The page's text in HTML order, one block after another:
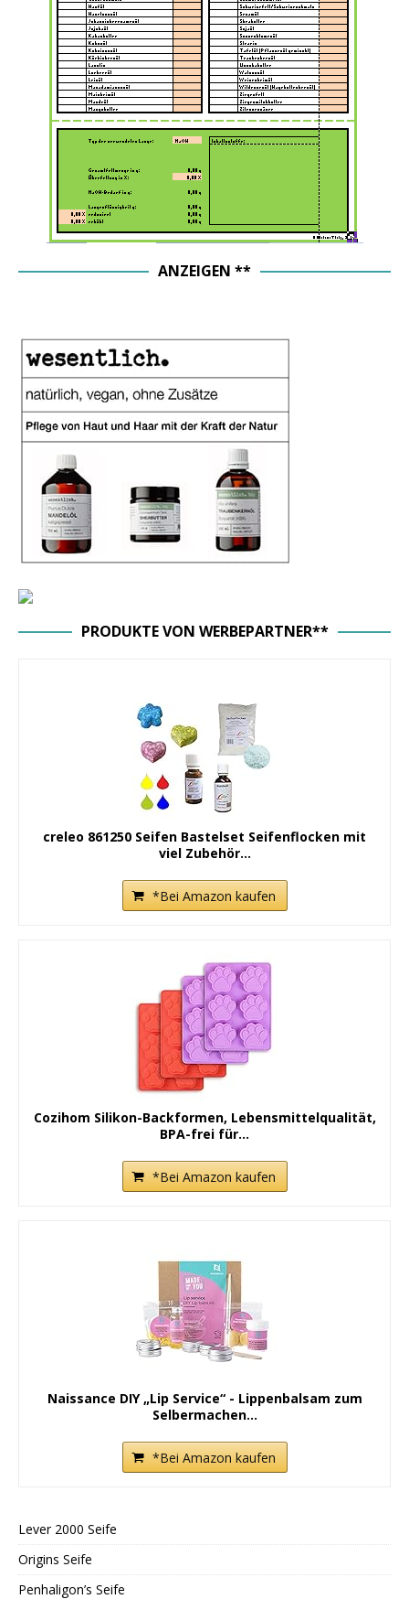
ANZEIGEN **
PRODUKTE VON WERBEPARTNER**
creleo 861250 Seifen Bastelset Seifenflocken mit
viel Zubehör...
*Bei Amazon kaufen
Cozihom Silikon-Backformen, Lebensmittelqualität,
BPA-frei für...
*Bei Amazon kaufen
Naissance DIY „Lip Service“ - Lippenbalsam zum
Selbermachen...
*Bei Amazon kaufen
Lever 2000 Seife
Origins Seife
Penhaligon’s Seife